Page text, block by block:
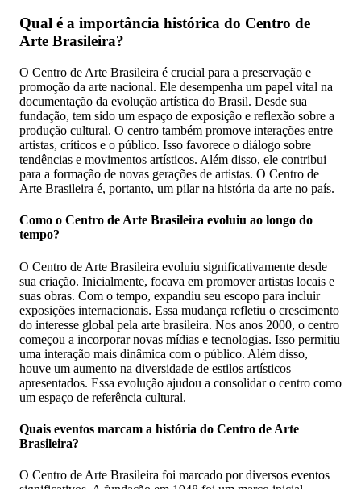
Qual é a importância histórica do Centro de
Arte Brasileira?
O Centro de Arte Brasileira é crucial para a preservação e
promoção da arte nacional. Ele desempenha um papel vital na
documentação da evolução artística do Brasil. Desde sua
fundação, tem sido um espaço de exposição e reflexão sobre a
produção cultural. O centro também promove interações entre
artistas, críticos e o público. Isso favorece o diálogo sobre
tendências e movimentos artísticos. Além disso, ele contribui
para a formação de novas gerações de artistas. O Centro de
Arte Brasileira é, portanto, um pilar na história da arte no país.
Como o Centro de Arte Brasileira evoluiu ao longo do
tempo?
O Centro de Arte Brasileira evoluiu significativamente desde
sua criação. Inicialmente, focava em promover artistas locais e
suas obras. Com o tempo, expandiu seu escopo para incluir
exposições internacionais. Essa mudança refletiu o crescimento
do interesse global pela arte brasileira. Nos anos 2000, o centro
começou a incorporar novas mídias e tecnologias. Isso permitiu
uma interação mais dinâmica com o público. Além disso,
houve um aumento na diversidade de estilos artísticos
apresentados. Essa evolução ajudou a consolidar o centro como
um espaço de referência cultural.
Quais eventos marcam a história do Centro de Arte
Brasileira?
O Centro de Arte Brasileira foi marcado por diversos eventos